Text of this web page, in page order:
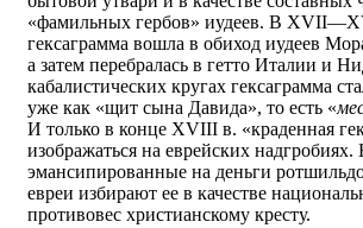
«фамильных гербов» иудеев. В
гексаграмма вошла в обиход иудеев
а затем перебралась в гетто Италии и
кабалистических кругах гексаграмма
уже как «щит сына Давида», то есть «
И только в конце XVIII в. «краденная
изображаться на еврейских
эмансипированные на деньги
евреи избирают ее в качестве
противовес христианскому кресту.